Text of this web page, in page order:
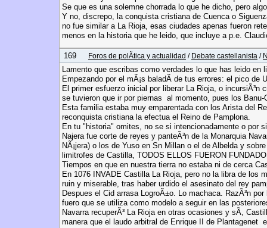
Se que es una solemne chorrada lo que he dicho, pero
Y no, discrepo, la conquista cristiana de Cuenca o
no fue similar a La Rioja, esas ciudades apenas fueron
menos en la historia que he leido, que incluye a p.e.
169 Foros de polÃ­tica y actualidad / Debate castellanista /
Lamento que escribas como verdades lo que has leido
Empezando por el mÃ¡s baladÃ­ de tus errores: el pico de
El primer esfuerzo inicial por liberar La Rioja, o
se tuvieron que ir por piernas al momento, pues los
Esta familia estaba muy emparentada con los Arista del
reconquista cristiana la efectua el Reino de Pamplona.
En tu "historia" omites, no se si intencionadamente o por
Najera fue corte de reyes y panteÃ³n de la Monarquia
NÃ¡jera) o los de Yuso en Sn Millan o el de Albelda y
limitrofes de Castilla, TODOS ELLOS FUERON
Tiempos en que en nuestra tierra no estaba ni de cerca
En 1076 INVADE Castilla La Rioja, pero no la libra de los
ruin y miserable, tras haber urdido el asesinato del rey
Despues el Cid arrasa LogroÃ±o. Lo machaca. RazÃ³n
fuero que se utiliza como modelo a seguir en las
Navarra recuperÃ³ La Rioja en otras ocasiones y sÃ­,
manera que el laudo arbitral de Enrique II de Plantagenet